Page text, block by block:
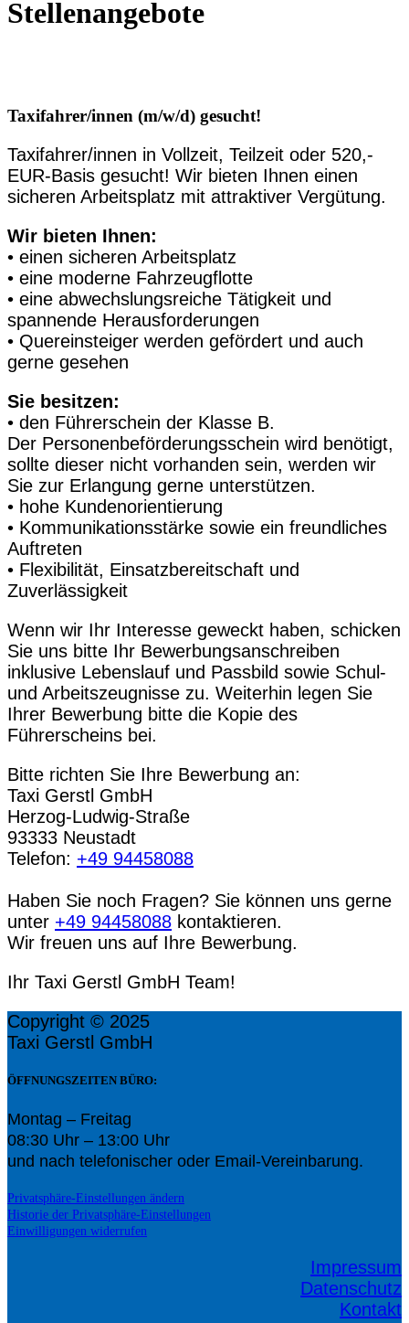
Stellenangebote
Taxifahrer/innen (m/w/d) gesucht!
Taxifahrer/innen in Vollzeit, Teilzeit oder 520,-
EUR-Basis gesucht! Wir bieten Ihnen einen
sicheren Arbeitsplatz mit attraktiver Vergütung.
Wir bieten Ihnen:
• einen sicheren Arbeitsplatz
• eine moderne Fahrzeugflotte
• eine abwechslungsreiche Tätigkeit und
spannende Herausforderungen
• Quereinsteiger werden gefördert und auch
gerne gesehen
Sie besitzen:
• den Führerschein der Klasse B.
Der Personenbeförderungsschein wird benötigt,
sollte dieser nicht vorhanden sein, werden wir
Sie zur Erlangung gerne unterstützen.
• hohe Kundenorientierung
• Kommunikationsstärke sowie ein freundliches
Auftreten
• Flexibilität, Einsatzbereitschaft und
Zuverlässigkeit
Wenn wir Ihr Interesse geweckt haben, schicken
Sie uns bitte Ihr Bewerbungsanschreiben
inklusive Lebenslauf und Passbild sowie Schul-
und Arbeitszeugnisse zu. Weiterhin legen Sie
Ihrer Bewerbung bitte die Kopie des
Führerscheins bei.
Bitte richten Sie Ihre Bewerbung an:
Taxi Gerstl GmbH
Herzog-Ludwig-Straße
93333 Neustadt
Telefon: +49 94458088
Haben Sie noch Fragen? Sie können uns gerne
unter +49 94458088 kontaktieren.
Wir freuen uns auf Ihre Bewerbung.
Ihr Taxi Gerstl GmbH Team!
Copyright © 2025
Taxi Gerstl GmbH
ÖFFNUNGSZEITEN BÜRO:
Montag – Freitag
08:30 Uhr – 13:00 Uhr
und nach telefonischer oder Email-Vereinbarung.
Privatsphäre-Einstellungen ändern
Historie der Privatsphäre-Einstellungen
Einwilligungen widerrufen
Impressum
Datenschutz
Kontakt